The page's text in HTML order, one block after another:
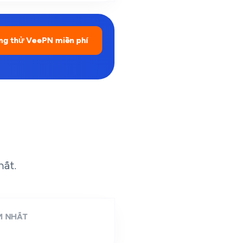
thử VeePN miễn phí
NHẤT